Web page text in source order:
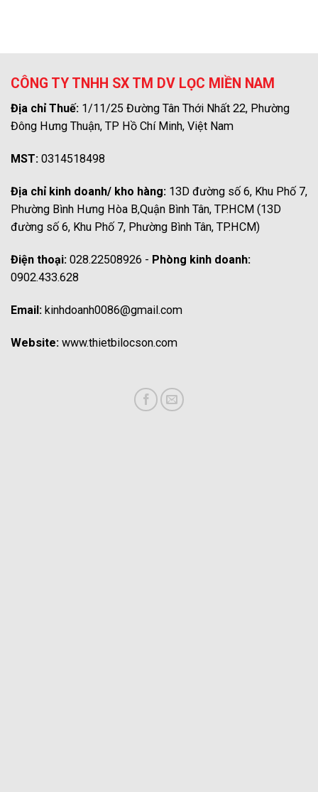
CÔNG TY TNHH SX TM DV LỌC MIỀN NAM
Địa chỉ Thuế: 1/11/25 Đường Tân Thới Nhất 22, Phường
Đông Hưng Thuận, TP Hồ Chí Minh, Việt Nam
MST: 0314518498
Địa chỉ kinh doanh/ kho hàng: 13D đường số 6, Khu Phố 7,
Phường Bình Hưng Hòa B,Quận Bình Tân, TP.HCM (13D
đường số 6, Khu Phố 7, Phường Bình Tân, TP.HCM)
Điện thoại: 028.22508926 - Phòng kinh doanh:
0902.433.628
Email: kinhdoanh0086@gmail.com
Website: www.thietbilocson.com